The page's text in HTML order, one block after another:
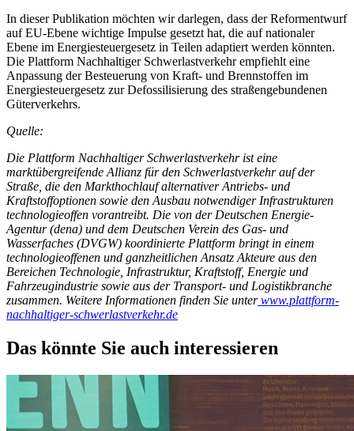
In dieser Publikation möchten wir darlegen, dass der Reformentwurf
auf EU-Ebene wichtige Impulse gesetzt hat, die auf nationaler
Ebene im Energiesteuergesetz in Teilen adaptiert werden könnten.
Die Plattform Nachhaltiger Schwerlastverkehr empfiehlt eine
Anpassung der Besteuerung von Kraft- und Brennstoffen im
Energiesteuergesetz zur Defossilisierung des straßengebundenen
Güterverkehrs.
Quelle:
Die Plattform Nachhaltiger Schwerlastverkehr ist eine
marktübergreifende Allianz für den Schwerlastverkehr auf der
Straße, die den Markthochlauf alternativer Antriebs- und
Kraftstoffoptionen sowie den Ausbau notwendiger Infrastrukturen
technologieoffen vorantreibt. Die von der Deutschen Energie-
Agentur (dena) und dem Deutschen Verein des Gas- und
Wasserfaches (DVGW) koordinierte Plattform bringt in einem
technologieoffenen und ganzheitlichen Ansatz Akteure aus den
Bereichen Technologie, Infrastruktur, Kraftstoff, Energie und
Fahrzeugindustrie sowie aus der Transport- und Logistikbranche
zusammen. Weitere Informationen finden Sie unterwww.plattform-
nachhaltiger-schwerlastverkehr.de
Das könnte Sie auch interessieren